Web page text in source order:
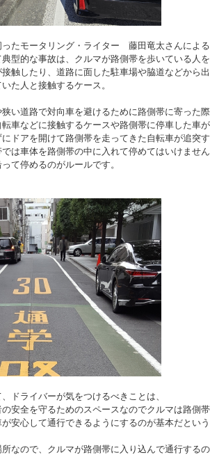
ったモータリング・ライター 藤田竜太さんによ
型的な事故は、クルマが路側帯を歩いている人
接触したり、道路に面した駐車場や脇道などから
た人と接触するケース。
狭い道路で対向車を避けるために路側帯に寄った
車などに接触するケースや路側帯に停車した車
ドアを開けて路側帯を走ってきた自転車が追突
は車体を路側帯の中に入れて停めてはいけませ
て停めるのがルールです。
ドライバーが気をつけるべきことは、
安全を守るためのスペースなのでクルマは路側
安心して通行できるようにするのが基本だとい
なので、クルマが路側帯に入り込んで通行する